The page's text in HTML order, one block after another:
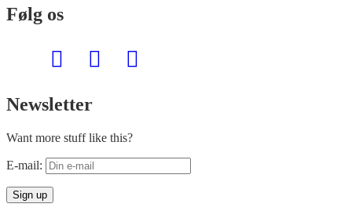
Følg os
Newsletter
Want more stuff like this?
E-mail: